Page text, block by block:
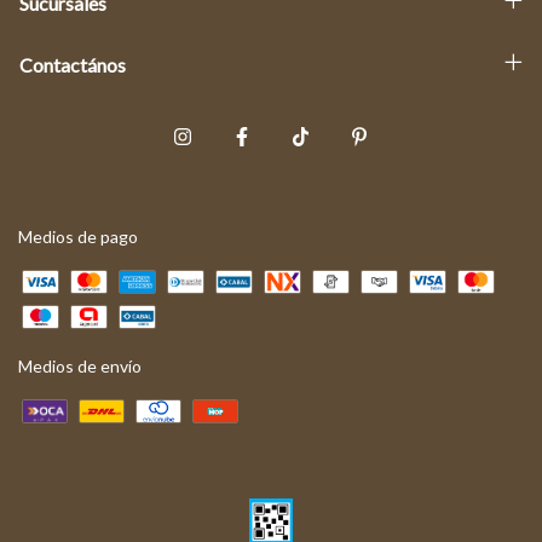
Contactános
Medios de pago
Medios de envío